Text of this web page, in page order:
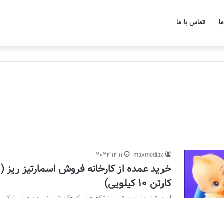
تماس با ما
maxmediax
2022-12-11
خرید عمده از کارخانه فروش اسمارتیز ریز (
کارتن 10 کیلویی)